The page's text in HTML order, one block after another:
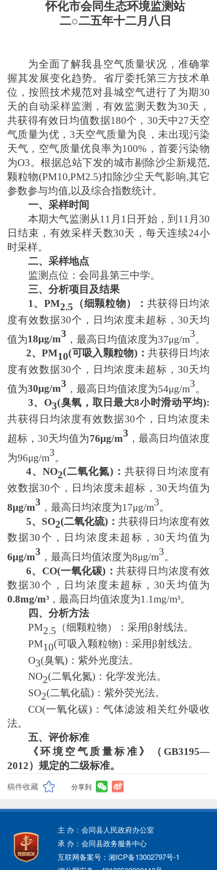
怀化市会同生态环境监测站
二○二五年十二月 八 日
为全面了解我县空气质量状况，准确掌
握其发展变化趋势。省厅委托第三方技术单
位，按照技术规范对县城空气进行了为期30
天的自动采样监测，有效监测天数为30天 ，
共获得有效日均值数据180个， 30天中27天空
气质量为优， 3天空气质量为良，未出现污染
天气， 空气质量优良率为100%，首要污染物
为O3。根据总站下发的城市剔除沙尘新规范,
颗粒物(PM10,PM2.5)扣除沙尘天气影响,其它
参数参与均值,以及综合指数统计。
一、采样时间
本期大气监测从 11月 1日开始，到 11月30
日 结束，有效采样天数30天 ，每天连续24小
时采样。
二、采样地点
监测点位：会同县第三中学。
三、分析项目及结果
1 、PM2.5 （细颗粒物） ： 共获得日均浓
度有效数据30个 ，日均浓度未超标， 30天均
值为18μg/m3 ，最高日均值浓度为37μg/m3。
2、PM10(可吸入颗粒物) ：共获得日均浓
度有效数据30个 ，日均浓度未超标， 30天均
值为30μg/m3 ，最高日均值浓度为54μg/m3。
3、 O3(臭氧 ， 取日最大8小时滑动平均):
共获得日均浓度有效数据30个 ，日均浓度未
超标， 30天均值为76μg/m3 ，最高日均值浓度
为96μg/m3。
4、 NO2(二氧化氮) ： 共获得日均浓度有
效数据30个 ，日均浓度未超标， 30天均值为
8μg/m3 ，最高日均浓度为17μg/m3。
5、 SO2(二氧化硫) ： 共获得日均浓度有效
数据30个 ，日均浓度未超标， 30天均值为
6μg/m3 ，最高日均值浓度为8μg/m3。
6、 CO(一氧化碳) ：共获得日均浓度有效
数据30个 ，日均浓度未超标， 30天均值为
0.8mg/m³ ，最高日均值浓度为1.1mg/m³。
四、分析方法
PM2.5 （细颗粒物）
：采用β射线法。
PM10(可吸入颗粒物) ：采用β射线法。
O3(臭氧) ：紫外光度法。
NO2(二氧化氮) ：化学发光法。
SO2(二氧化硫) ：紫外荧光法。
CO(一氧化碳) ：气体滤波相关红外吸收
法。
五、评价标准
《环境空气质量标准》（GB3195—
2012）规定的二级标准。
稿件收藏 分享到
主 办：会同县人民政府办公室
承 办：会同县政务服务中心
互联网备案号：湘ICP备13002797号-1